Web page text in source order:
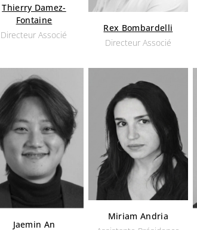
Thierry Damez-
Fontaine
Directeur Associé
Rex Bombardelli
Directeur Associé
Jaemin An
Miriam Andria